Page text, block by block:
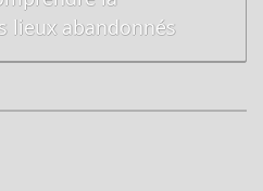
lieux abandonnés